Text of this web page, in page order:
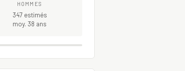
HOMMES
347 estimés
moy. 38 ans